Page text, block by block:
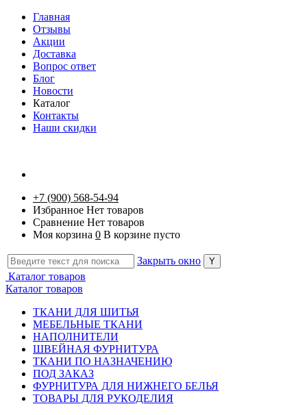
Главная
Отзывы
Акции
Доставка
Вопрос ответ
Блог
Новости
Каталог
Контакты
Наши скидки
+7 (900) 568-54-94
Избранное Нет товаров
Сравнение Нет товаров
Моя корзина 0 В корзине пусто
Закрыть окно
Каталог товаров
Каталог товаров
ТКАНИ ДЛЯ ШИТЬЯ
МЕБЕЛЬНЫЕ ТКАНИ
НАПОЛНИТЕЛИ
ШВЕЙНАЯ ФУРНИТУРА
ТКАНИ ПО НАЗНАЧЕНИЮ
ПОД ЗАКАЗ
ФУРНИТУРА ДЛЯ НИЖНЕГО БЕЛЬЯ
ТОВАРЫ ДЛЯ РУКОДЕЛИЯ